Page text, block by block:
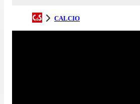
CALCIO